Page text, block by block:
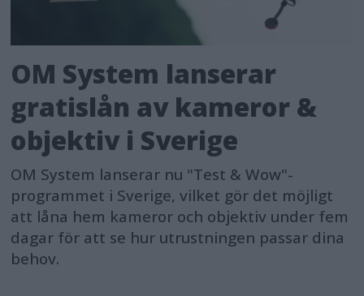
OM System lanserar
gratislån av kameror &
objektiv i Sverige
OM System lanserar nu "Test & Wow"-
programmet i Sverige, vilket gör det möjligt
att låna hem kameror och objektiv under fem
dagar för att se hur utrustningen passar dina
behov.